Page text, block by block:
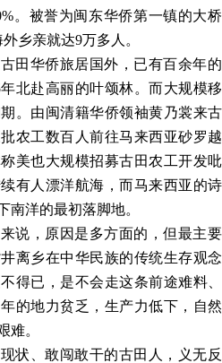
。被誉为闽东华侨第一镇的大桥
乡亲就达9万多人。
田华侨旅居国外，已有百余年的
年北赴高丽的叶颂林。而大规模移
。由闽清籍华侨领袖黄乃裳来古
农工数百人前往马来西亚砂罗越
美也大规模招募古田农工开发吡
有人漂洋航海，而马来西亚的诗
南洋的最初落脚地。
说，原因是多方面的，但最主要
离乡在中华民族的传统生存观念
得已，是不会走这条前途难料、
的地力贫乏，生产力低下，自然
难。
状、敢闯敢干的古田人，义无反